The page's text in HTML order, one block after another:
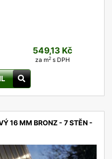
549,13 Kč
za m2 s DPH
16 MM BRONZ - 7 STĚN -